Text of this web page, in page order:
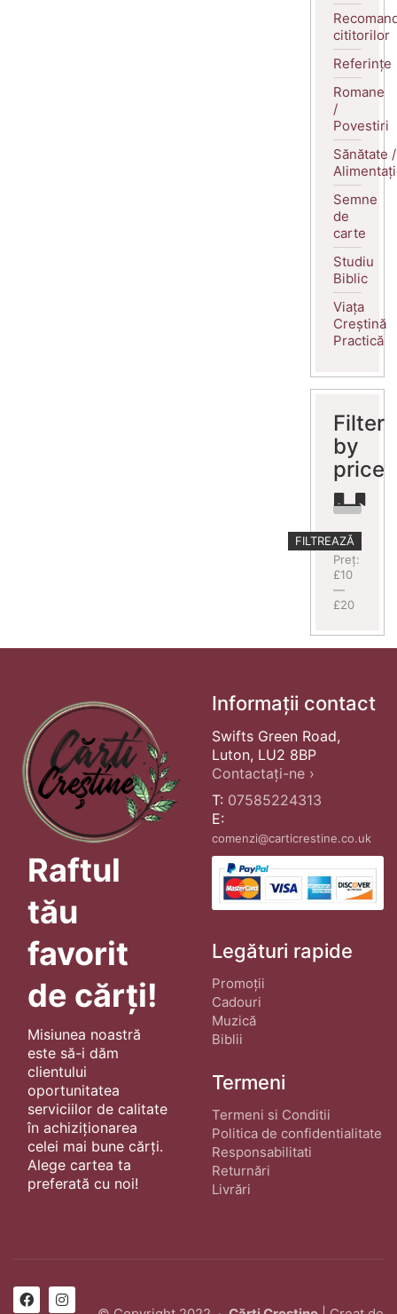
cititorilor
Referințe
Romane
/
Povestiri
Sănătate /
Semne
de
carte
Studiu
Biblic
Viața
Creștină
Practică
Filter
by
price
Preț
minim
Preț
maxim
FILTREAZĂ
Preț:
£10
—
£20
Raftul
tău
favorit
de cărți!
Misiunea noastră
este să-i dăm
clientului
oportunitatea
serviciilor de calitate
în achiziționarea
celei mai bune cărți.
Alege cartea ta
preferată cu noi!
Informații contact
Swifts Green Road,
Luton, LU2 8BP
Contactați-ne ›
T: 07585224313
E:
comenzi@carticrestine.co.uk
Legături rapide
Promoții
Cadouri
Muzică
Biblii
Termeni
Termeni si Conditii
Politica de confidentialitate
Responsabilitati
Returnări
Livrări